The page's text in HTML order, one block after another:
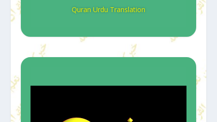
Quran Urdu Translation